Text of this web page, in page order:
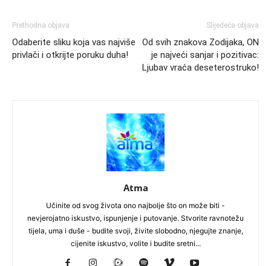
Prethodna objava
Odaberite sliku koja vas najviše
privlači i otkrijte poruku duha!
Slijedeća objava
Od svih znakova Zodijaka, ON
je najveći sanjar i pozitivac:
Ljubav vraća deseterostruko!
Atma
Učinite od svog života ono najbolje što on može biti -
nevjerojatno iskustvo, ispunjenje i putovanje. Stvorite ravnotežu
tijela, uma i duše - budite svoji, živite slobodno, njegujte znanje,
cijenite iskustvo, volite i budite sretni...